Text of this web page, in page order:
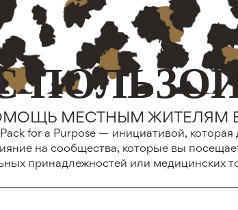
ПОЛЬЗО
МЕСТНЫМ ЖИТЕЛЯМ
for a Purpose — инициативой,
на сообщества, которые вы
принадлежностей или медицинских